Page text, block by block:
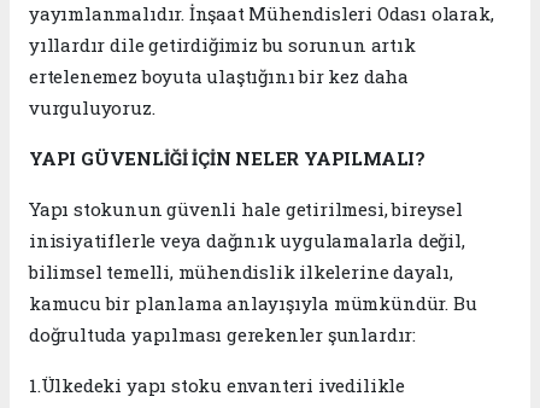
yayımlanmalıdır. İnşaat Mühendisleri Odası olarak,
yıllardır dile getirdiğimiz bu sorunun artık
ertelenemez boyuta ulaştığını bir kez daha
vurguluyoruz.
YAPI GÜVENLİĞİ İÇİN NELER YAPILMALI?
Yapı stokunun güvenli hale getirilmesi, bireysel
inisiyatiflerle veya dağınık uygulamalarla değil,
bilimsel temelli, mühendislik ilkelerine dayalı,
kamucu bir planlama anlayışıyla mümkündür. Bu
doğrultuda yapılması gerekenler şunlardır:
1.Ülkedeki yapı stoku envanteri ivedilikle